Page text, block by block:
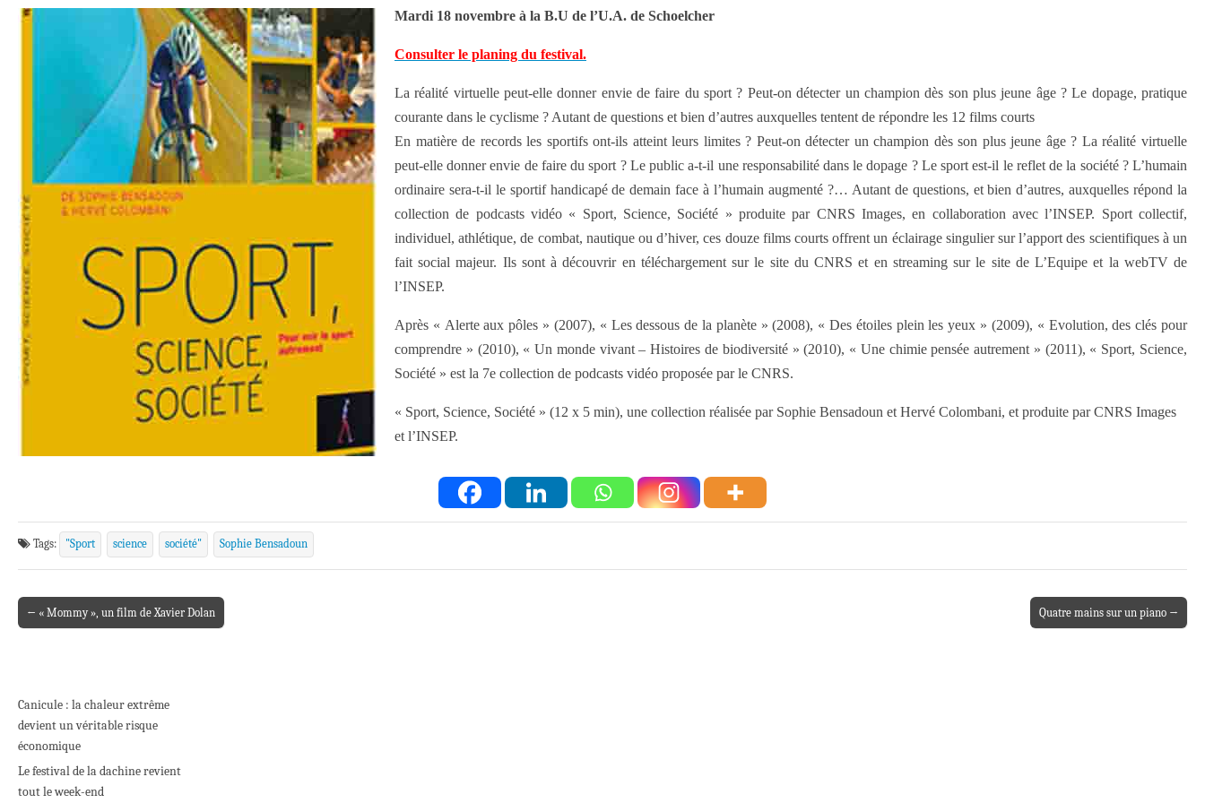
Mardi 18 novembre à la B.U de l’U.A. de Schoelcher
Consulter le planing du festival.
La réalité virtuelle peut-elle donner envie de faire du sport ? Peut-on détecter un champion dès son plus jeune âge ? Le dopage, pratique
courante dans le cyclisme ? Autant de questions et bien d’autres auxquelles tentent de répondre les 12 films courts
En matière de records les sportifs ont-ils atteint leurs limites ? Peut-on détecter un champion dès son plus jeune âge ? La réalité virtuelle
peut-elle donner envie de faire du sport ? Le public a-t-il une responsabilité dans le dopage ? Le sport est-il le reflet de la société ? L’humain
ordinaire sera-t-il le sportif handicapé de demain face à l’humain augmenté ?… Autant de questions, et bien d’autres, auxquelles répond la
collection de podcasts vidéo « Sport, Science, Société » produite par CNRS Images, en collaboration avec l’INSEP. Sport collectif,
individuel, athlétique, de combat, nautique ou d’hiver, ces douze films courts offrent un éclairage singulier sur l’apport des scientifiques à un
fait social majeur. Ils sont à découvrir en téléchargement sur le site du CNRS et en streaming sur le site de L’Equipe et la webTV de
l’INSEP.
Après « Alerte aux pôles » (2007), « Les dessous de la planète » (2008), « Des étoiles plein les yeux » (2009), « Evolution, des clés pour
comprendre » (2010), « Un monde vivant – Histoires de biodiversité » (2010), « Une chimie pensée autrement » (2011), « Sport, Science,
Société » est la 7e collection de podcasts vidéo proposée par le CNRS.
« Sport, Science, Société » (12 x 5 min), une collection réalisée par Sophie Bensadoun et Hervé Colombani, et produite par CNRS Images
et l’INSEP.
Tags: "Sport science société" Sophie Bensadoun
Post navigation
← « Mommy », un film de Xavier Dolan Quatre mains sur un piano →
Canicule : la chaleur extrême
devient un véritable risque
économique
Le festival de la dachine revient
tout le week-end